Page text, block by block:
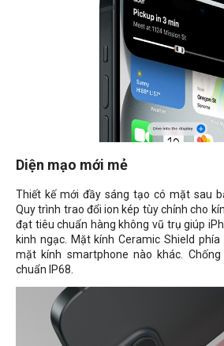
Diện mạo mới mẻ
Thiết kế mới đầy sáng tạo có mặt sau
Quy trình trao đổi ion kép tùy chỉnh cho
đạt tiêu chuẩn hàng không vũ trụ giúp
kinh ngạc. Mặt kính Ceramic Shield
mặt kính smartphone nào khác.
chuẩn IP68.